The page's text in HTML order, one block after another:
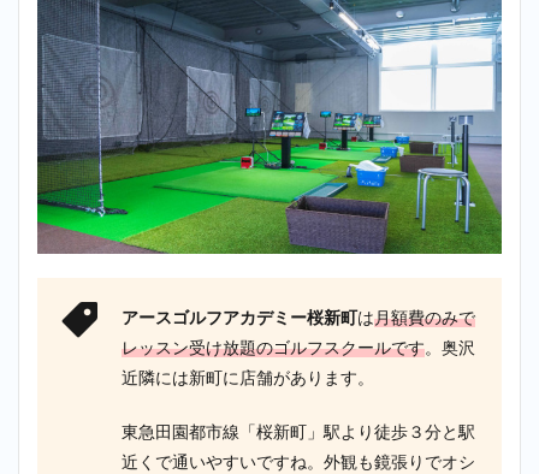
アースゴルフアカデミー桜新町は月額費のみで
レッスン受け放題のゴルフスクールです。奥沢
近隣には新町に店舗があります。
東急田園都市線「桜新町」駅より徒歩３分と駅
近くで通いやすいですね。外観も鏡張りでオシ